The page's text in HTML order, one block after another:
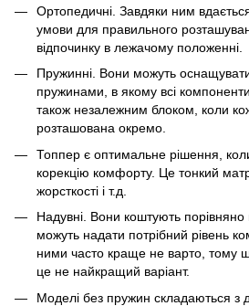
Ортопедичні. Завдяки ним
умови для правильного
відпочинку в лежачому положенні.
Пружинні. Вони можуть
пружинами, в якому всі
також незалежним блоком, коли
розташована окремо.
Топпер є оптимальне рішення,
корекцію комфорту. Це тонкий
жорсткості і т.д.
Надувні. Вони коштують
можуть надати потрібний рівень
ними часто краще не варто, тому
це не найкращий варіант.
Моделі без пружин складаються з